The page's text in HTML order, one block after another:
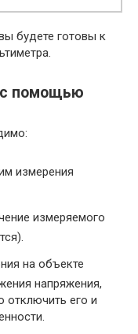
будете готовы к
с помощью
измерения
измеряемого
на объекте
напряжения,
отключить его и